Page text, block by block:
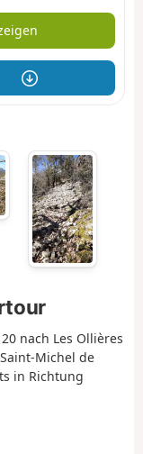
nach Les Ollières
Michel de
in Richtung